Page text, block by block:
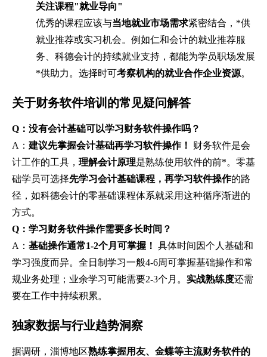
关注课程"就业导向"
优秀的课程应该与当地就业市场需求紧密结合，*供
就业推荐或实习机会。例如仁和会计的就业推荐服
务、科德会计的持续就业支持，都能为学员职场发展
*供助力。选择时可考察机构的就业合作企业资源。
关于财务软件培训的常见疑问解答
Q：没有会计基础可以学习财务软件操作吗？
A： 建议先掌握会计基础再学习软件操作！
财务软件是会
计工作的工具， 理解会计原理是熟练使用软件的前*。零基
础学员可选择先学习会计基础课程，再学习软件操作的路
径，如科德会计的零基础课程体系就采用这种循序渐进的
方式。
Q：学习财务软件操作需要多长时间？
A： 基础操作通常1-2个月可掌握！ 具体时间因个人基础和
学习强度而异。全日制学习一般4-6周可掌握基础操作和常
规业务处理；业余学习可能需要2-3个月。 实战熟练度还需
要在工作中持续积累。
独家数据与行业趋势洞察
据调研，淄博地区熟练掌握用友、金蝶等主流财务软件的